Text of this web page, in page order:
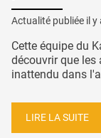
Actualité publiée il y
Cette équipe du
découvrir que les
inattendu dans
LIRE LA SUITE